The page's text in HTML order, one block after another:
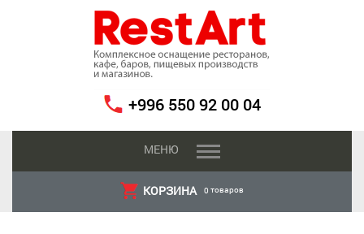
+996 550 92 00 04
МЕНЮ
КОРЗИНА 0 товаров